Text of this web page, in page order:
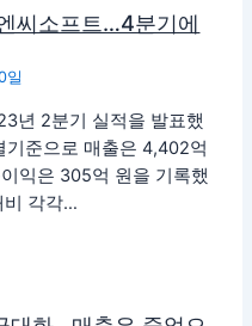
씨소프트…4분기에
일
년 2분기 실적을 발표했
준으로 매출은 4,402억
익은 305억 원을 기록했
비 각각…